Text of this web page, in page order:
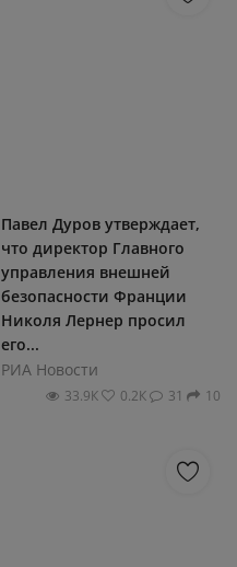
Павел Дуров утверждает,
что директор Главного
управления внешней
безопасности Франции
Николя Лернер просил
его...
РИА Новости
33.9К 0.2К 31 10